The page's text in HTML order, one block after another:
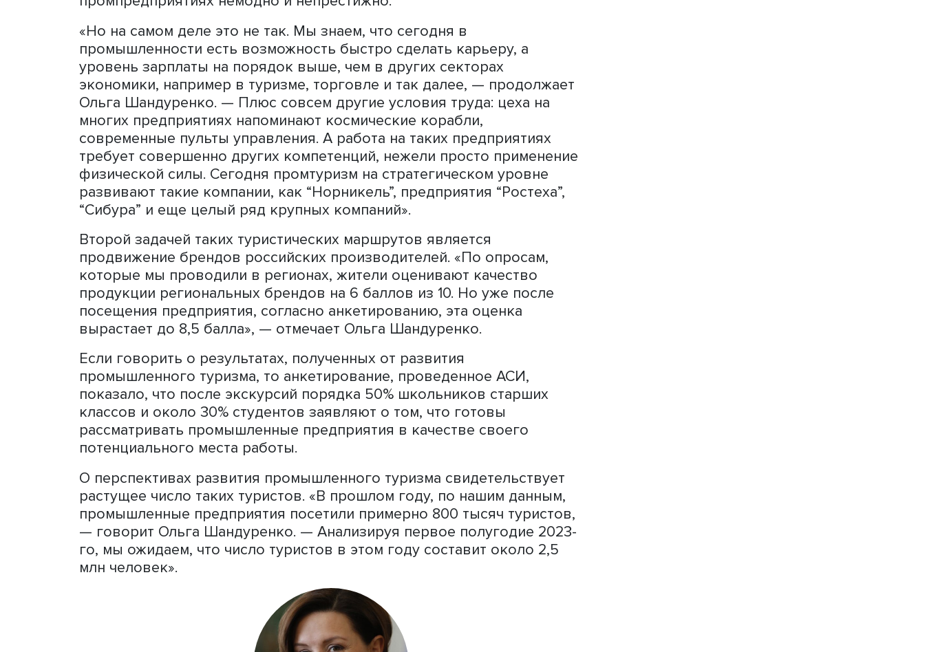
По данным Минпромторга, говорит она, «такого жесткого дефицита
кадров в российской промышленности не было с 1996 года». Треть
работодателей заявляют, что нуждаются в получении новых кадров.
«По нашим подсчетам, от 13 до 39% сегодняшних школьников и
студентов выражают готовность работать в промышленности. То есть
мы видим, с одной стороны, огромный спрос на кадры, с другой —
неготовность молодежи рассматривать промышленность как место
работы в будущем», — говорит она.
В АСИ причину этого видят в недостатке информации, поскольку, по
словам Ольги Шандуренко, среди сегодняшних школьников и
студентов существует мнение, что в промышленности низкие
зарплаты, некомфортные условия труда, что работать на
промпредприятиях немодно и непрестижно.
«Но на самом деле это не так. Мы знаем, что сегодня в
промышленности есть возможность быстро сделать карьеру, а
экономики, например в туризме, торговле и так далее, — продолжает
Ольга Шандуренко. — Плюс совсем другие условия труда: цеха на
многих предприятиях напоминают космические корабли,
современные пульты управления. А работа на таких предприятиях
требует совершенно других компетенций, нежели просто применение
физической силы. Сегодня промтуризм на стратегическом уровне
развивают такие компании, как “Норникель”, предприятия “Ростеха”,
“Сибура” и еще целый ряд крупных компаний».
Второй задачей таких туристических маршрутов является
продвижение брендов российских производителей. «По опросам,
которые мы проводили в регионах, жители оценивают качество
продукции региональных брендов на 6 баллов из 10. Но уже после
посещения предприятия, согласно анкетированию, эта оценка